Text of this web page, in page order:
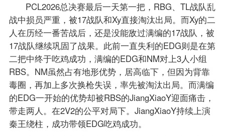
PCL2026总决赛最后一天第一把，RBG、TL战队乱
战中损员严重，被17战队和Xy直接淘汰出局。而Xy的二
人在历经一番苦战后，还是没能敌过满编的17战队，被
17战队继续巩固了战果。此前一直失利的EDG则是在第
二把中终于吃鸡成功，满编的EDG和NM对上3人小组
RBS。NM虽然占有地形优势，居高临下，但因为背靠
毒圈，再加上多次换枪失误，率先被淘汰出局。而满编
的EDG一开始的优势却被RBS的JiangXiaoY迎面痛击，
带走两人。在2V2的公平对局下。JiangXiaoY持续上演
秦王绕柱，成功带领EDG吃鸡成功。